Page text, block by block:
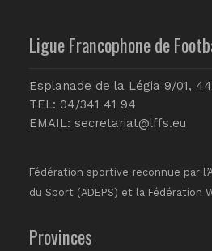
Ligue Francophone de
Esplanade de la Légia 9/01,
TEL: 04/341 41 94
EMAIL: secretariat@lffs.eu
Fédération sportive reconnue par
du Sport (ADEPS) et la Fédération
Provinces